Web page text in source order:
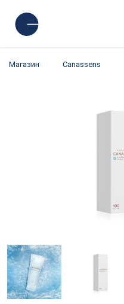
Магазин Canassens